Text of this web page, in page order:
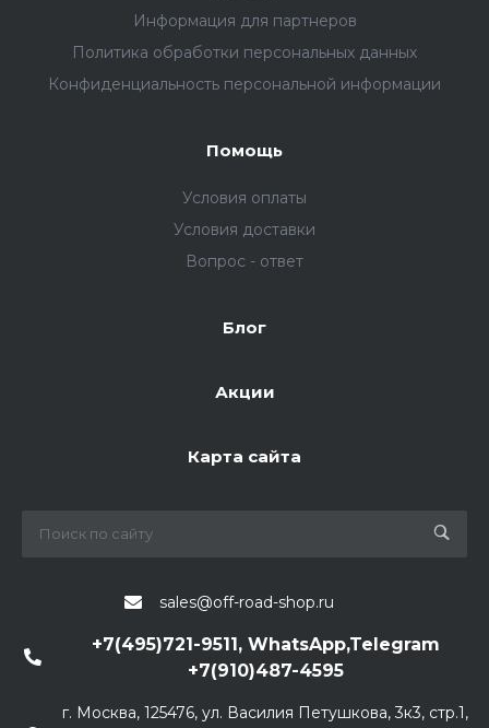
Информация для партнеров
Политика обработки персональных данных
Конфиденциальность персональной информации
Помощь
Условия оплаты
Условия доставки
Вопрос - ответ
Блог
Акции
Карта сайта
sales@off-road-shop.ru
+7(495)721-9511, WhatsApp,Telegram
+7(910)487-4595
г. Москва, 125476, ул. Василия Петушкова, 3к3, стр.1,